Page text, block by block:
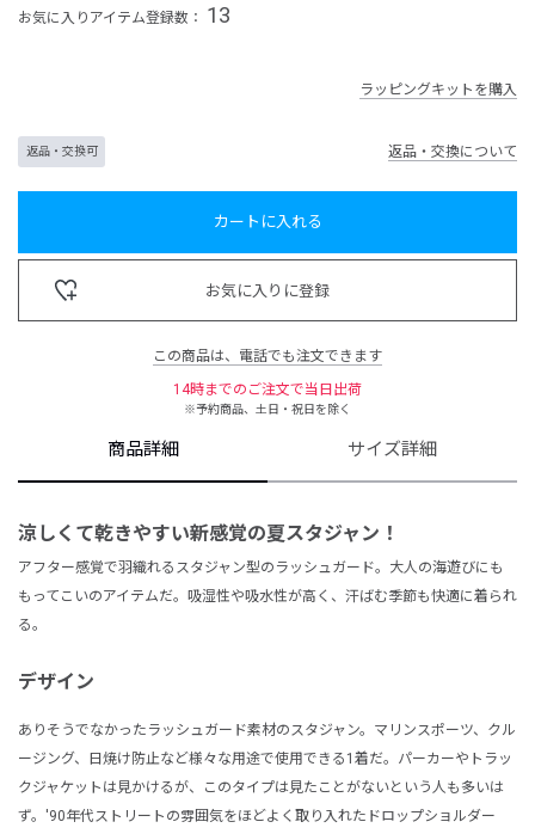
お気に入りアイテム登録数： 13
ラッピングキットを購入
返品・交換可 返品・交換について
カートに入れる
お気に入りに登録
この商品は、電話でも注文できます
14時までのご注文で当日出荷
※予約商品、土日・祝日を除く
商品詳細 サイズ詳細
涼しくて乾きやすい新感覚の夏スタジャン！
アフター感覚で羽織れるスタジャン型のラッシュガード。大人の海遊びにも
もってこいのアイテムだ。吸湿性や吸水性が高く、汗ばむ季節も快適に着られ
る。
デザイン
ありそうでなかったラッシュガード素材のスタジャン。マリンスポーツ、クル
ージング、日焼け防止など様々な用途で使用できる1着だ。パーカーやトラッ
クジャケットは見かけるが、このタイプは見たことがないという人も多いは
ず。'90年代ストリートの雰囲気をほどよく取り入れたドロップショルダー